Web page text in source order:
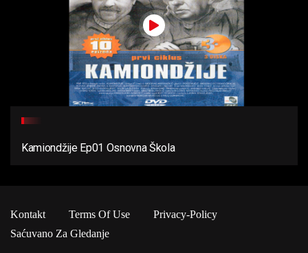
Kamiondžije Ep01 Osnovna Škola
Kontakt Terms Of Use
Privacy-Policy
Saćuvano Za Gledanje